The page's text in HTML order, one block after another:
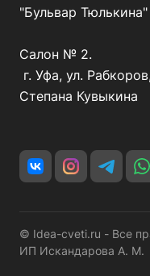
"Бульвар Тюлькина"
Салон № 2.
г. Уфа, ул.
Степана Кувыкина
© Idea-cveti.ru - Все
ИП Искандарова А.